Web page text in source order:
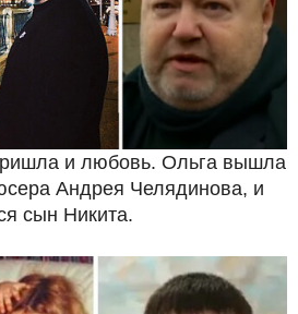
и любовь. Ольга вышла
Андрея Челядинова, и
сын Никита.